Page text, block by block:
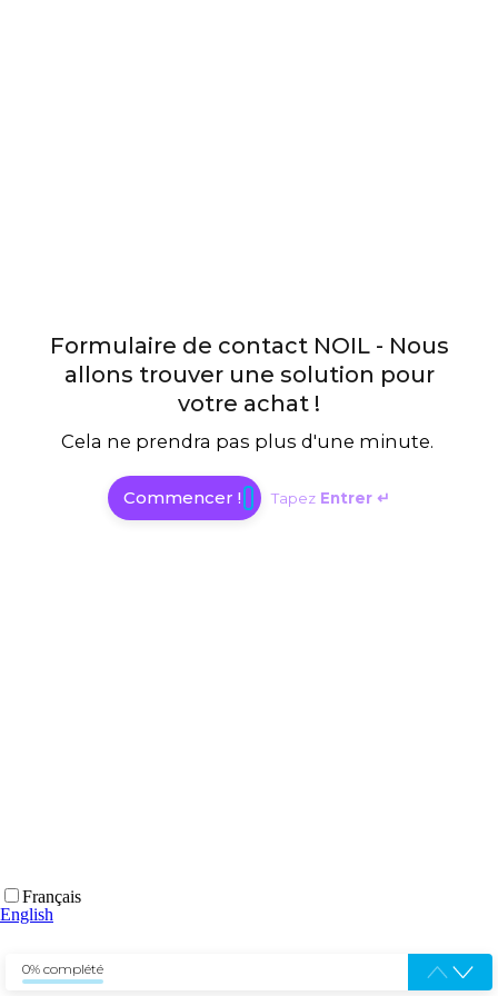
Formulaire de contact NOIL - Nous
allons trouver une solution pour
votre achat !
Cela ne prendra pas plus d'une minute.
Commencer ! Tapez Entrer ↵
0% complété
Français
English